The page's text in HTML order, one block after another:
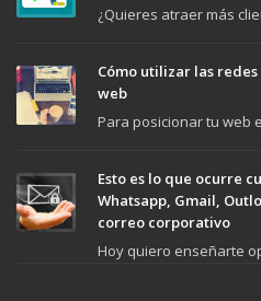
¿Quieres atraer más
Cómo utilizar las
web
Para posicionar tu web
Esto es lo que ocurre
Whatsapp, Gmail,
correo corporativo
Hoy quiero enseñarte